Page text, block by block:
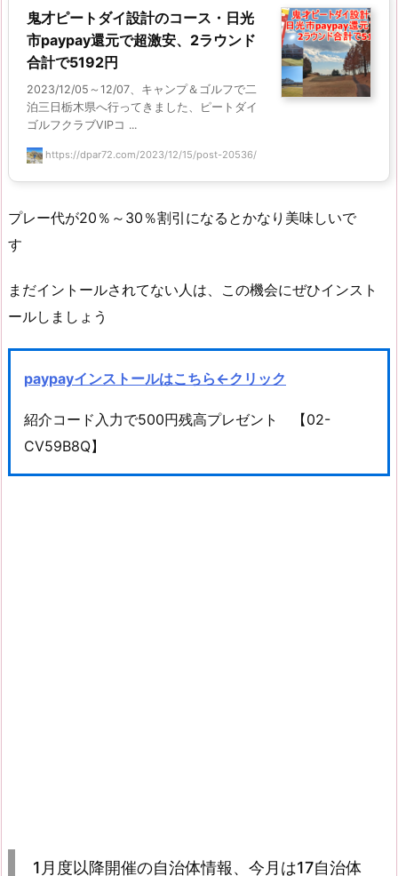
鬼才ピートダイ設計のコース・日光
市paypay還元で超激安、2ラウンド
合計で5192円
2023/12/05～12/07、キャンプ＆ゴルフで二
泊三日栃木県へ行ってきました、ピートダイ
ゴルフクラブVIPコ ...
https://dpar72.com/2023/12/15/post-20536/
プレー代が20％～30％割引になるとかなり美味しいで
す
まだイントールされてない人は、この機会にぜひインスト
ールしましょう
paypayインストールはこちら←クリック
紹介コード入力で500円残高プレゼント 【02-
CV59B8Q】
1月度以降開催の自治体情報、今月は17自治体